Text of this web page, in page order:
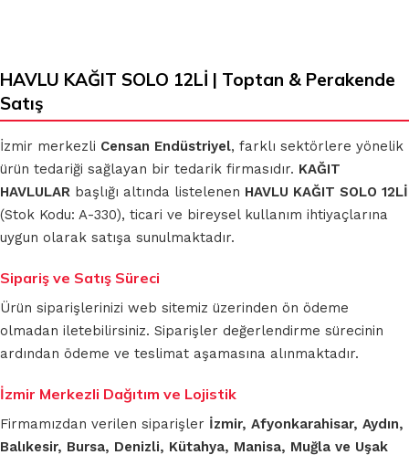
HAVLU KAĞIT SOLO 12Lİ | Toptan & Perakende
Satış
İzmir merkezli Censan Endüstriyel, farklı sektörlere yönelik
ürün tedariği sağlayan bir tedarik firmasıdır. KAĞIT
HAVLULAR başlığı altında listelenen HAVLU KAĞIT SOLO 12Lİ
(Stok Kodu: A-330), ticari ve bireysel kullanım ihtiyaçlarına
uygun olarak satışa sunulmaktadır.
Sipariş ve Satış Süreci
Ürün siparişlerinizi web sitemiz üzerinden ön ödeme
olmadan iletebilirsiniz. Siparişler değerlendirme sürecinin
ardından ödeme ve teslimat aşamasına alınmaktadır.
İzmir Merkezli Dağıtım ve Lojistik
Firmamızdan verilen siparişler İzmir, Afyonkarahisar, Aydın,
Balıkesir, Bursa, Denizli, Kütahya, Manisa, Muğla ve Uşak